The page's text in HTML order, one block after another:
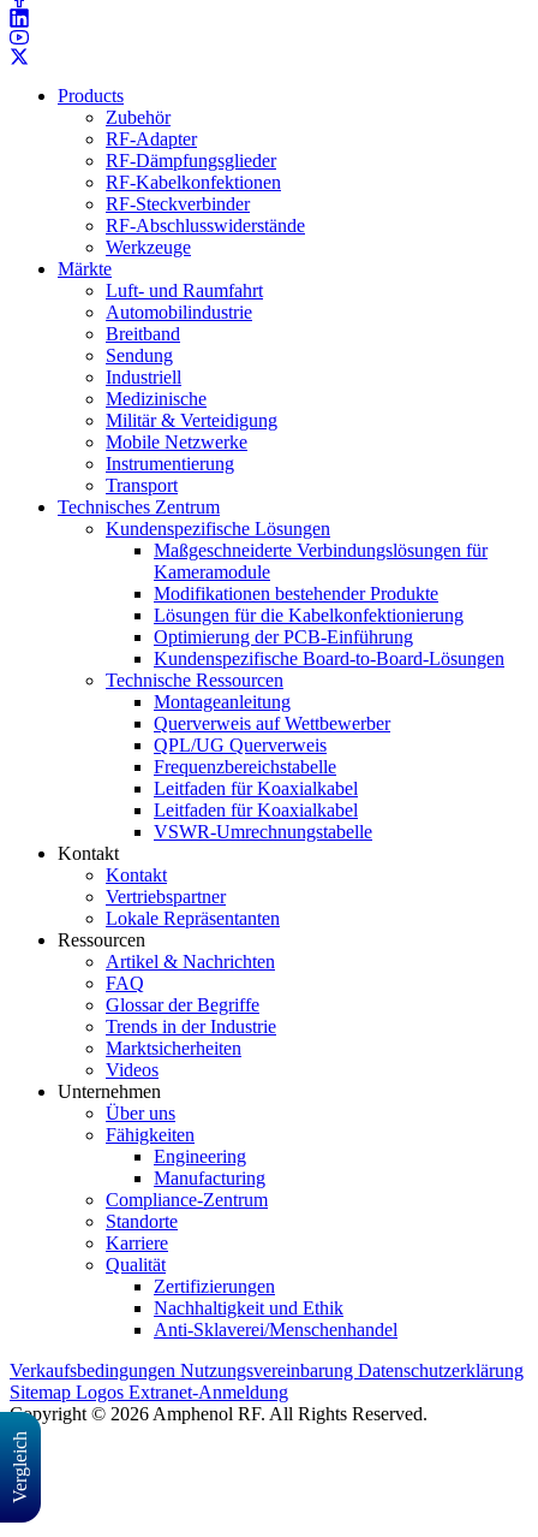
Vergleich
Products
Zubehör
RF-Adapter
RF-Dämpfungsglieder
RF-Kabelkonfektionen
RF-Steckverbinder
RF-Abschlusswiderstände
Werkzeuge
Märkte
Luft- und Raumfahrt
Automobilindustrie
Breitband
Sendung
Industriell
Medizinische
Militär & Verteidigung
Mobile Netzwerke
Instrumentierung
Transport
Technisches Zentrum
Kundenspezifische Lösungen
Maßgeschneiderte Verbindungslösungen für
Kameramodule
Modifikationen bestehender Produkte
Lösungen für die Kabelkonfektionierung
Optimierung der PCB-Einführung
Kundenspezifische Board-to-Board-Lösungen
Technische Ressourcen
Montageanleitung
Querverweis auf Wettbewerber
QPL/UG Querverweis
Frequenzbereichstabelle
Leitfaden für Koaxialkabel
Leitfaden für Koaxialkabel
VSWR-Umrechnungstabelle
Kontakt
Kontakt
Vertriebspartner
Lokale Repräsentanten
Ressourcen
Artikel & Nachrichten
FAQ
Glossar der Begriffe
Trends in der Industrie
Marktsicherheiten
Videos
Unternehmen
Über uns
Fähigkeiten
Engineering
Manufacturing
Compliance-Zentrum
Standorte
Karriere
Qualität
Zertifizierungen
Nachhaltigkeit und Ethik
Anti-Sklaverei/Menschenhandel
Verkaufsbedingungen Nutzungsvereinbarung Datenschutzerklärung
Sitemap Logos Extranet-Anmeldung
Copyright © 2026 Amphenol RF. All Rights Reserved.